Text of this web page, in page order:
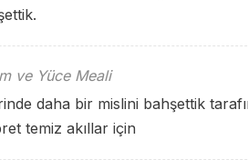
ve Yüce Meali
daha bir mislini bahşettik
temiz akıllar için